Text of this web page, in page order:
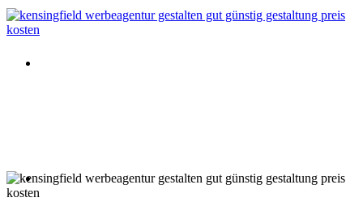
Beratung oder Rückruf anfordern